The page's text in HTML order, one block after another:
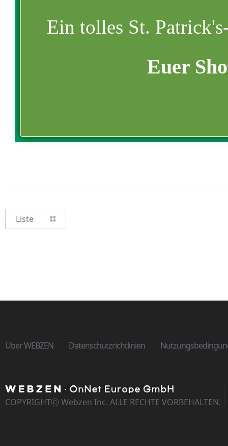
Ein tolles St.
Euer
Liste
Über WEBZEN Datenschutzrichtlinien
COPYRIGHTⓒ Webzen Inc. ALLE RECHTE VORBEHALTEN.